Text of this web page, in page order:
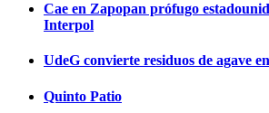
Cae en Zapopan prófugo
Interpol
UdeG convierte residuos de agave
Quinto Patio